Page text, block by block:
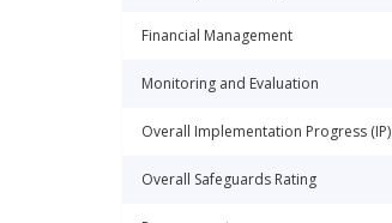
Financial Management
Monitoring and Evaluation
Overall Implementation Progress (IP)
Overall Safeguards Rating